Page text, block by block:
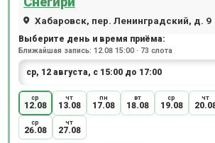
Хабаровск, пер. Ленинградский, д. 9
Выберите день и время приёма:
Ближайшая запись: 12.08 15:00 · 73 слота
ср
12.08
чт
13.08
пн
17.08
вт
18.08
ср
19.08
чт
ср
26.08
чт
27.08